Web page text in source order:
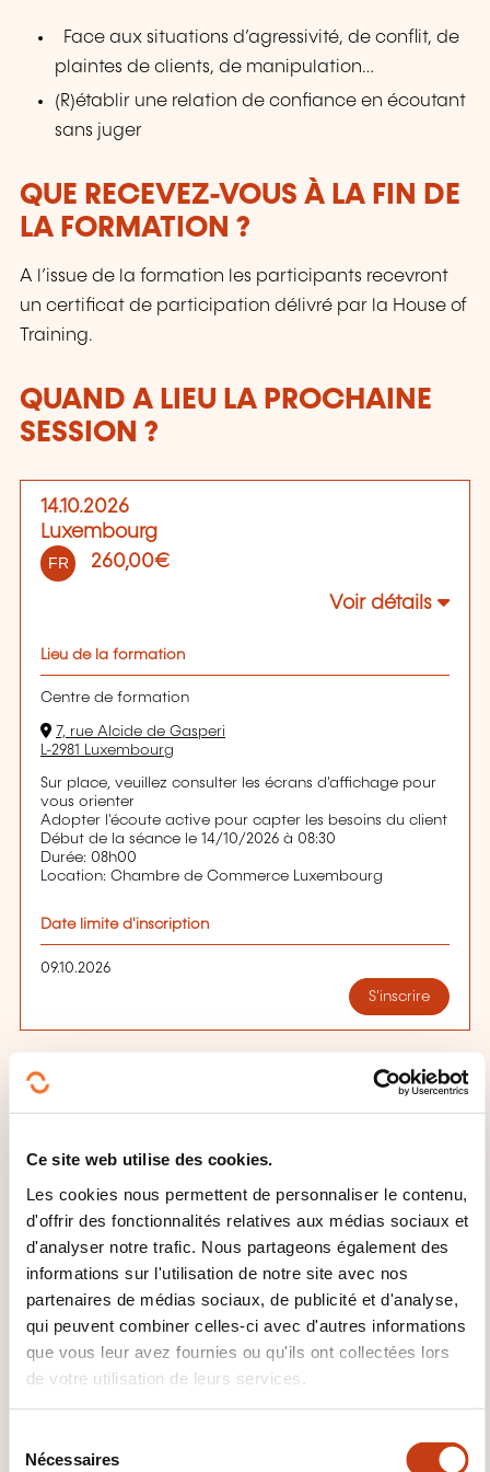
Ce site web utilise des cookies.
Les cookies nous permettent de personnaliser le contenu,
d'offrir des fonctionnalités relatives aux médias sociaux et
d'analyser notre trafic. Nous partageons également des
informations sur l'utilisation de notre site avec nos
partenaires de médias sociaux, de publicité et d'analyse,
qui peuvent combiner celles-ci avec d'autres informations
que vous leur avez fournies ou qu'ils ont collectées lors
de votre utilisation de leurs services.
Nécessaires
Face aux situations d’agressivité, de conflit, de
plaintes de clients, de manipulation…
(R)établir une relation de confiance en écoutant
sans juger
QUE RECEVEZ-VOUS À LA FIN DE
LA FORMATION ?
A l’issue de la formation les participants recevront
un certificat de participation délivré par la House of
Training.
QUAND A LIEU LA PROCHAINE
SESSION ?
14.10.2026
Luxembourg
FR 260,00€
Voir détails
Lieu de la formation
Centre de formation
7, rue Alcide de Gasperi
L-2981 Luxembourg
Sur place, veuillez consulter les écrans d'affichage pour
vous orienter
Adopter l'écoute active pour capter les besoins du client
Début de la séance le 14/10/2026 à 08:30
Durée: 08h00
Location: Chambre de Commerce Luxembourg
Date limite d'inscription
09.10.2026
S'inscrire
Comment contacter
l’organisme de formation
?
House of Training
customer@houseoftraining.lu
+352 46 50 16 1
En savoir plus sur l’organisme de